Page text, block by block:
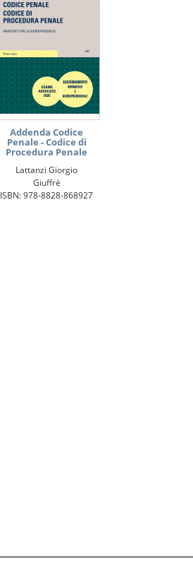
Addenda Codice
Penale - Codice di
Procedura Penale
Lattanzi Giorgio
Giuffrè
ISBN: 978-8828-868927